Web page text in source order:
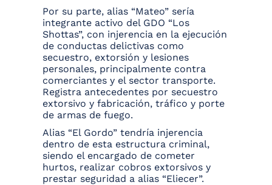
Por su parte, alias “Mateo” sería
integrante activo del GDO “Los
Shottas”, con injerencia en la ejecución
de conductas delictivas como
secuestro, extorsión y lesiones
personales, principalmente contra
comerciantes y el sector transporte.
Registra antecedentes por secuestro
extorsivo y fabricación, tráfico y porte
de armas de fuego.
Alias “El Gordo” tendría injerencia
dentro de esta estructura criminal,
siendo el encargado de cometer
hurtos, realizar cobros extorsivos y
prestar seguridad a alias “Eliecer”.